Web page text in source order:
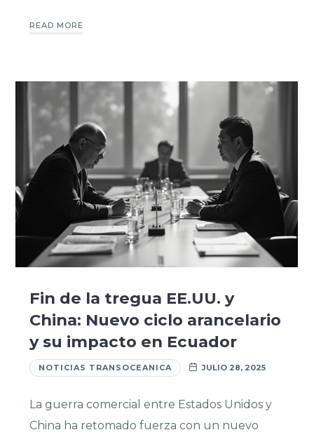
READ MORE
Fin de la tregua EE.UU. y
China: Nuevo ciclo arancelario
y su impacto en Ecuador
NOTICIAS TRANSOCEANICA JULIO 28, 2025
La guerra comercial entre Estados Unidos y
China ha retomado fuerza con un nuevo